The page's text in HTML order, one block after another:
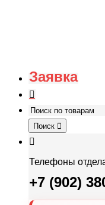
Заявка
Поиск
Телефоны
+7 (902)